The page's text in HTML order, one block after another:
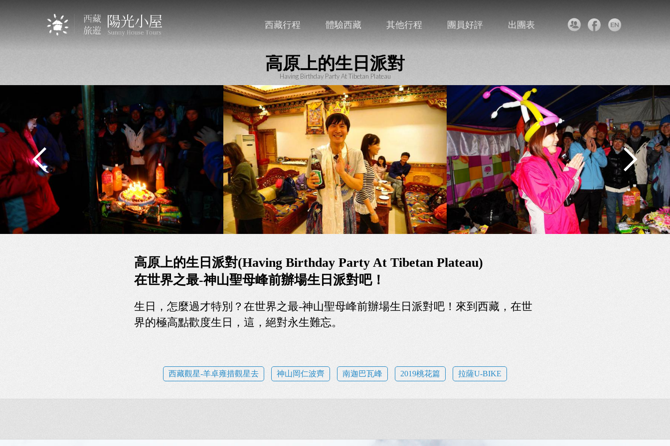
西藏行程 體驗西藏 其他行程 團員好評 出團表
高原上的生日派對
Having Birthday Party At Tibetan Plateau
高原上的生日派對(Having Birthday Party At Tibetan Plateau)
在世界之最-神山聖母峰前辦場生日派對吧！
生日，怎麼過才特別？在世界之最-神山聖母峰前辦場生日派對吧！來到西藏，在世
界的極高點歡度生日，這，絕對永生難忘。
西藏觀星-羊卓雍措觀星去 神山岡仁波齊 南迦巴瓦峰 2019桃花篇 拉薩U-BIKE